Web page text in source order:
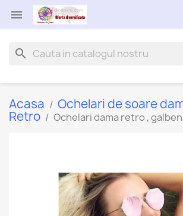

search
Acasa Ochelari de soare
Retro Ochelari dama retro , galben